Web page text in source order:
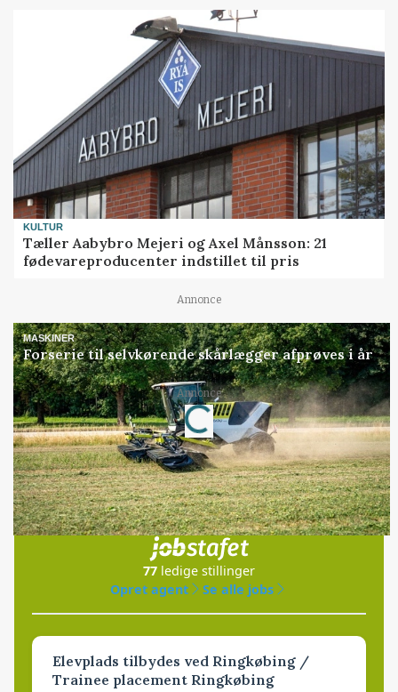
KULTUR
Tæller Aabybro Mejeri og Axel Månsson: 21
fødevareproducenter indstillet til pris
Annonce
MASKINER
Forserie til selvkørende skårlægger afprøves i år
Annonce
Loading...
Jobs
i samarbejde med
77 ledige stillinger
Opret agent
Se alle jobs
Elevplads tilbydes ved Ringkøbing /
Trainee placement Ringkøbing